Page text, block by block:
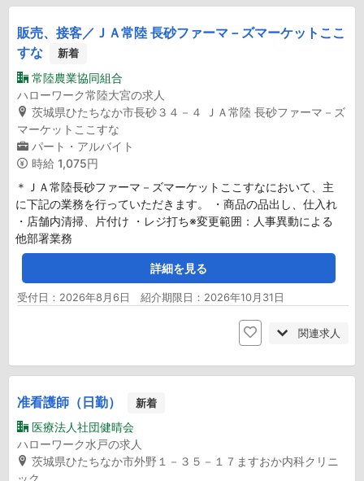
販売、接客／ＪＡ常陸 長砂ファーマ－ズマーケットここ
すな
新着
常陸農業協同組合
ハローワーク常陸大宮の求人
茨城県ひたちなか市長砂３４－４ ＪＡ常陸 長砂ファーマ－ズ
マーケットここすな
パート・アルバイト
時給 1,075円
＊ＪＡ常陸長砂ファーマ－ズマーケットここすなにおいて、主
に下記の業務を行っていただきます。 ・商品の品出し、仕入れ
・店舗内清掃、片付け ・レジ打ち※変更範囲：人事異動による
他部署業務
詳細を見る
受付日：2026年8月6日 紹介期限日：2026年10月31日
関連求人
准看護師（日勤） 新着
医療法人社団健晴会
ハローワーク水戸の求人
茨城県ひたちなか市外野１－３５－１７ますおか内科クリニ